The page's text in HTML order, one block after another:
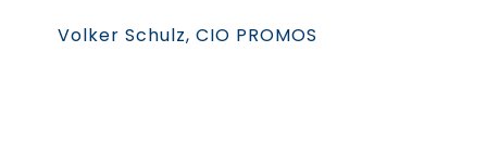
Volker Schulz, CIO PROMOS